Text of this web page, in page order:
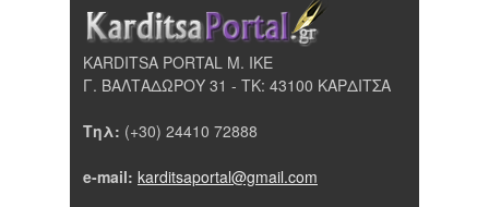
KARDITSA PORTAL Μ. ΙΚΕ
Γ. ΒΑΛΤΑΔΩΡΟΥ 31 - ΤΚ: 43100 ΚΑΡΔΙΤΣΑ
Τηλ: (+30) 24410 72888
e-mail: karditsaportal@gmail.com